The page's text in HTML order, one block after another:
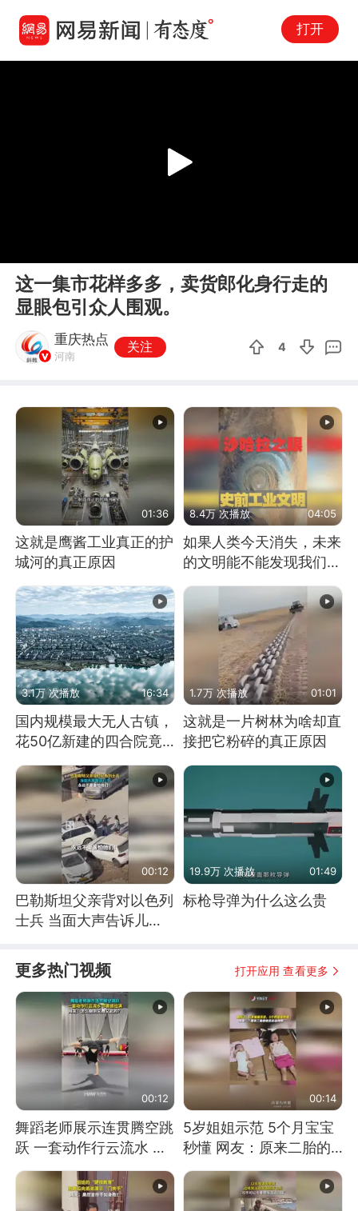
打开
Play
这一集市花样多多，卖货郎化身行走的
显眼包引众人围观。
重庆热点
河南
关注 4
01:36
这就是鹰酱工业真正的护
城河的真正原因
8.4万 次播放 04:05
如果人类今天消失，未来
的文明能不能发现我们存
在过？
3.1万 次播放 16:34
国内规模最大无人古镇，
花50亿新建的四合院竟
1.7万 次播放 01:01
这就是一片树林为啥却直
接把它粉碎的真正原因
00:12
巴勒斯坦父亲背对以色列
士兵 当面大声告诉儿
19.9万 次播放 01:49
标枪导弹为什么这么贵
更多热门视频 打开应用 查看更多
00:12
舞蹈老师展示连贯腾空跳
跃 一套动作行云流水 节
奏感拉满 网友：怎么做
到又舞又武的？
00:14
5岁姐姐示范 5个月宝宝
秒懂 网友：原来二胎的
快乐长这样